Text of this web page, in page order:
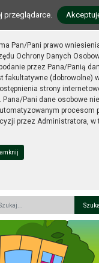
przeglądarce.
Pan/Pani prawo
Ochrony Danych
przez Pana/Panią
fakultatywne (dobrowolne)
strony
Pana/Pani dane osobowe
procesom
przez Administratora, w